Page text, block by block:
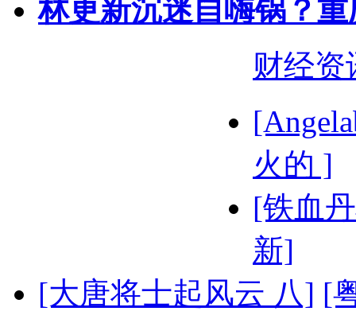
林更新沉迷自嗨锅？
财经资
火的 ]
[铁血
新]
[大唐将士起风云 八] [